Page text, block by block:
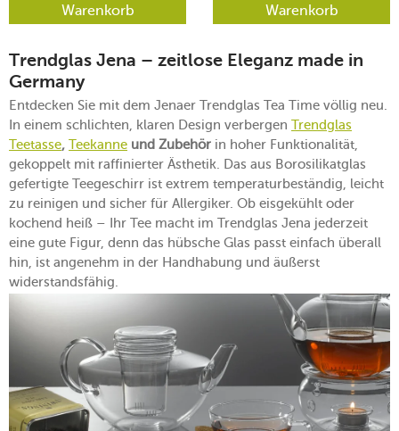
Warenkorb Warenkorb
Trendglas Jena – zeitlose Eleganz made in
Germany
Entdecken Sie mit dem Jenaer Trendglas Tea Time völlig neu.
In einem schlichten, klaren Design verbergen Trendglas
Teetasse, Teekanne und Zubehör in hoher Funktionalität,
gekoppelt mit raffinierter Ästhetik. Das aus Borosilikatglas
gefertigte Teegeschirr ist extrem temperaturbeständig, leicht
zu reinigen und sicher für Allergiker. Ob eisgekühlt oder
kochend heiß – Ihr Tee macht im Trendglas Jena jederzeit
eine gute Figur, denn das hübsche Glas passt einfach überall
hin, ist angenehm in der Handhabung und äußerst
widerstandsfähig.